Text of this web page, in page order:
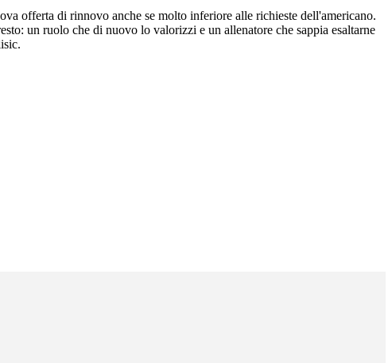
offerta di rinnovo anche se molto inferiore alle richieste dell'americano.
un ruolo che di nuovo lo valorizzi e un allenatore che sappia esaltarne